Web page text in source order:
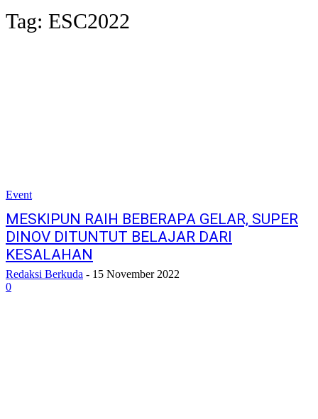
Tag: ESC2022
Event
MESKIPUN RAIH BEBERAPA GELAR, SUPER
DINOV DITUNTUT BELAJAR DARI
KESALAHAN
Redaksi Berkuda - 15 November 2022
0